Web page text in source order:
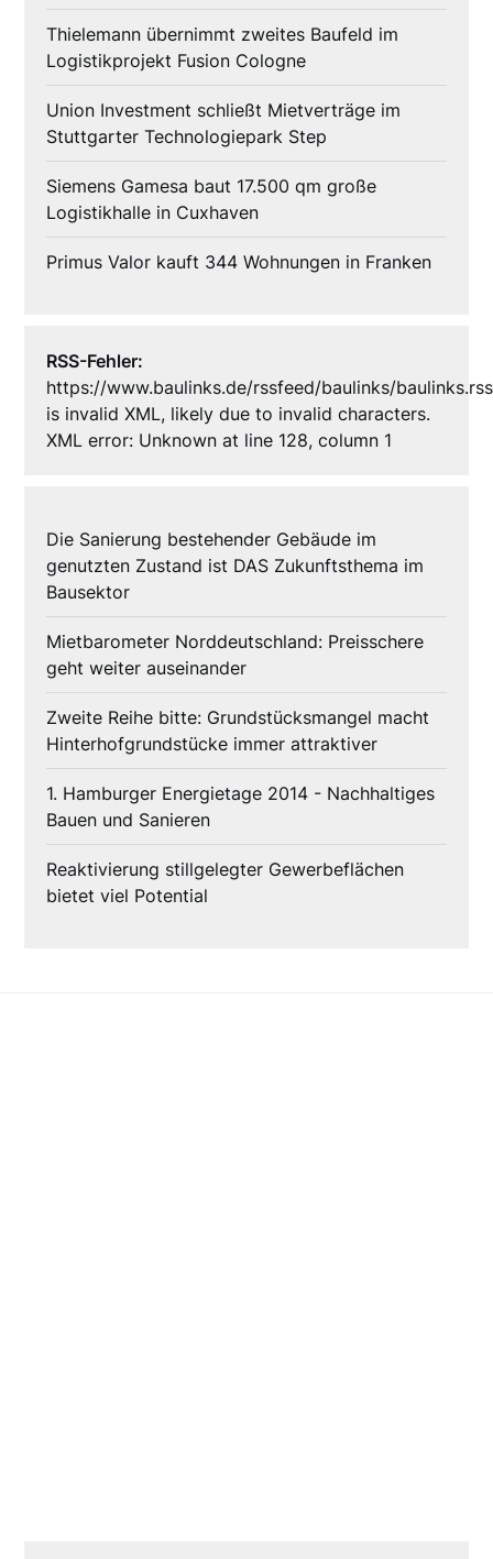
Thielemann übernimmt zweites Baufeld im
Logistikprojekt Fusion Cologne
Union Investment schließt Mietverträge im
Stuttgarter Technologiepark Step
Siemens Gamesa baut 17.500 qm große
Logistikhalle in Cuxhaven
Primus Valor kauft 344 Wohnungen in Franken
RSS-Fehler:
https://www.baulinks.de/rssfeed/baulinks/baulinks.rss
is invalid XML, likely due to invalid characters.
XML error: Unknown at line 128, column 1
Die Sanierung bestehender Gebäude im
genutzten Zustand ist DAS Zukunftsthema im
Bausektor
Mietbarometer Norddeutschland: Preisschere
geht weiter auseinander
Zweite Reihe bitte: Grundstücksmangel macht
Hinterhofgrundstücke immer attraktiver
1. Hamburger Energietage 2014 - Nachhaltiges
Bauen und Sanieren
Reaktivierung stillgelegter Gewerbeflächen
bietet viel Potential